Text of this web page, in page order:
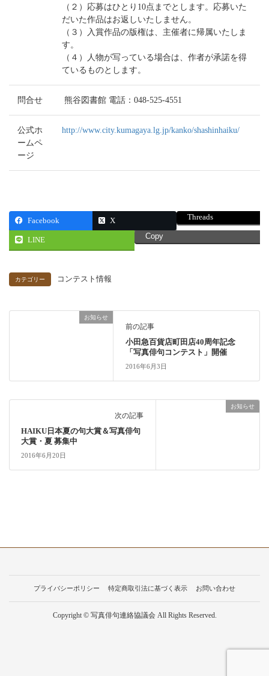
（２）応募はひとり10点までとします。応募いた
だいた作品はお返しいたしません。
（３）入賞作品の版権は、主催者に帰属いたしま
す。
（４）人物が写っている場合は、作者が承諾を得
ているものとします。
問合せ 熊谷図書館 電話：048-525-4551
公式ホ
ームペ
ージ
http://www.city.kumagaya.lg.jp/kanko/shashinhaiku/
Facebook X Threads
LINE Copy
カテゴリー コンテスト情報
お知らせ
前の記事
小田急百貨店町田店40周年記念
「写真俳句コンテスト」開催
2016年6月3日
お知らせ
次の記事
HAIKU日本夏の句大賞＆写真俳句
大賞・夏 募集中
2016年6月20日
プライバシーポリシー 特定商取引法に基づく表示 お問い合わせ
Copyright © 写真俳句連絡協議会 All Rights Reserved.